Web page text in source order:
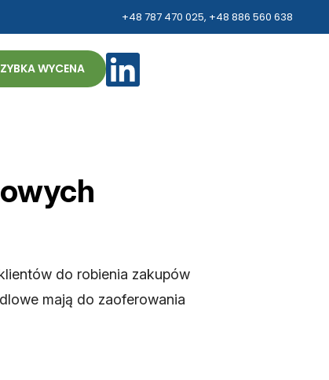
+48 787 470 025, +48 886 560 638
ZH WYCENA
do robienia zakupów
mają do zaoferowania